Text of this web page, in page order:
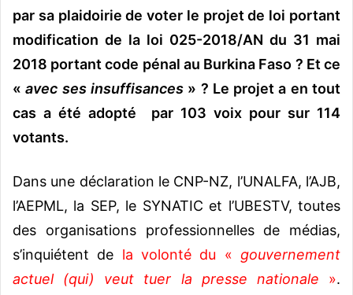
par sa plaidoirie de voter le projet de loi portant
modification de la loi 025-2018/AN du 31 mai
2018 portant code pénal au Burkina Faso ? Et ce
«avec ses insuffisances» ? Le projet a en tout
cas a été adopté par 103 voix pour sur 114
votants.
Dans une déclaration le CNP-NZ, l’UNALFA, l’AJB,
l’AEPML, la SEP, le SYNATIC et l’UBESTV, toutes
des organisations professionnelles de médias,
s’inquiétent de la volonté du « gouvernement
actuel (qui) veut tuer la presse nationale ».